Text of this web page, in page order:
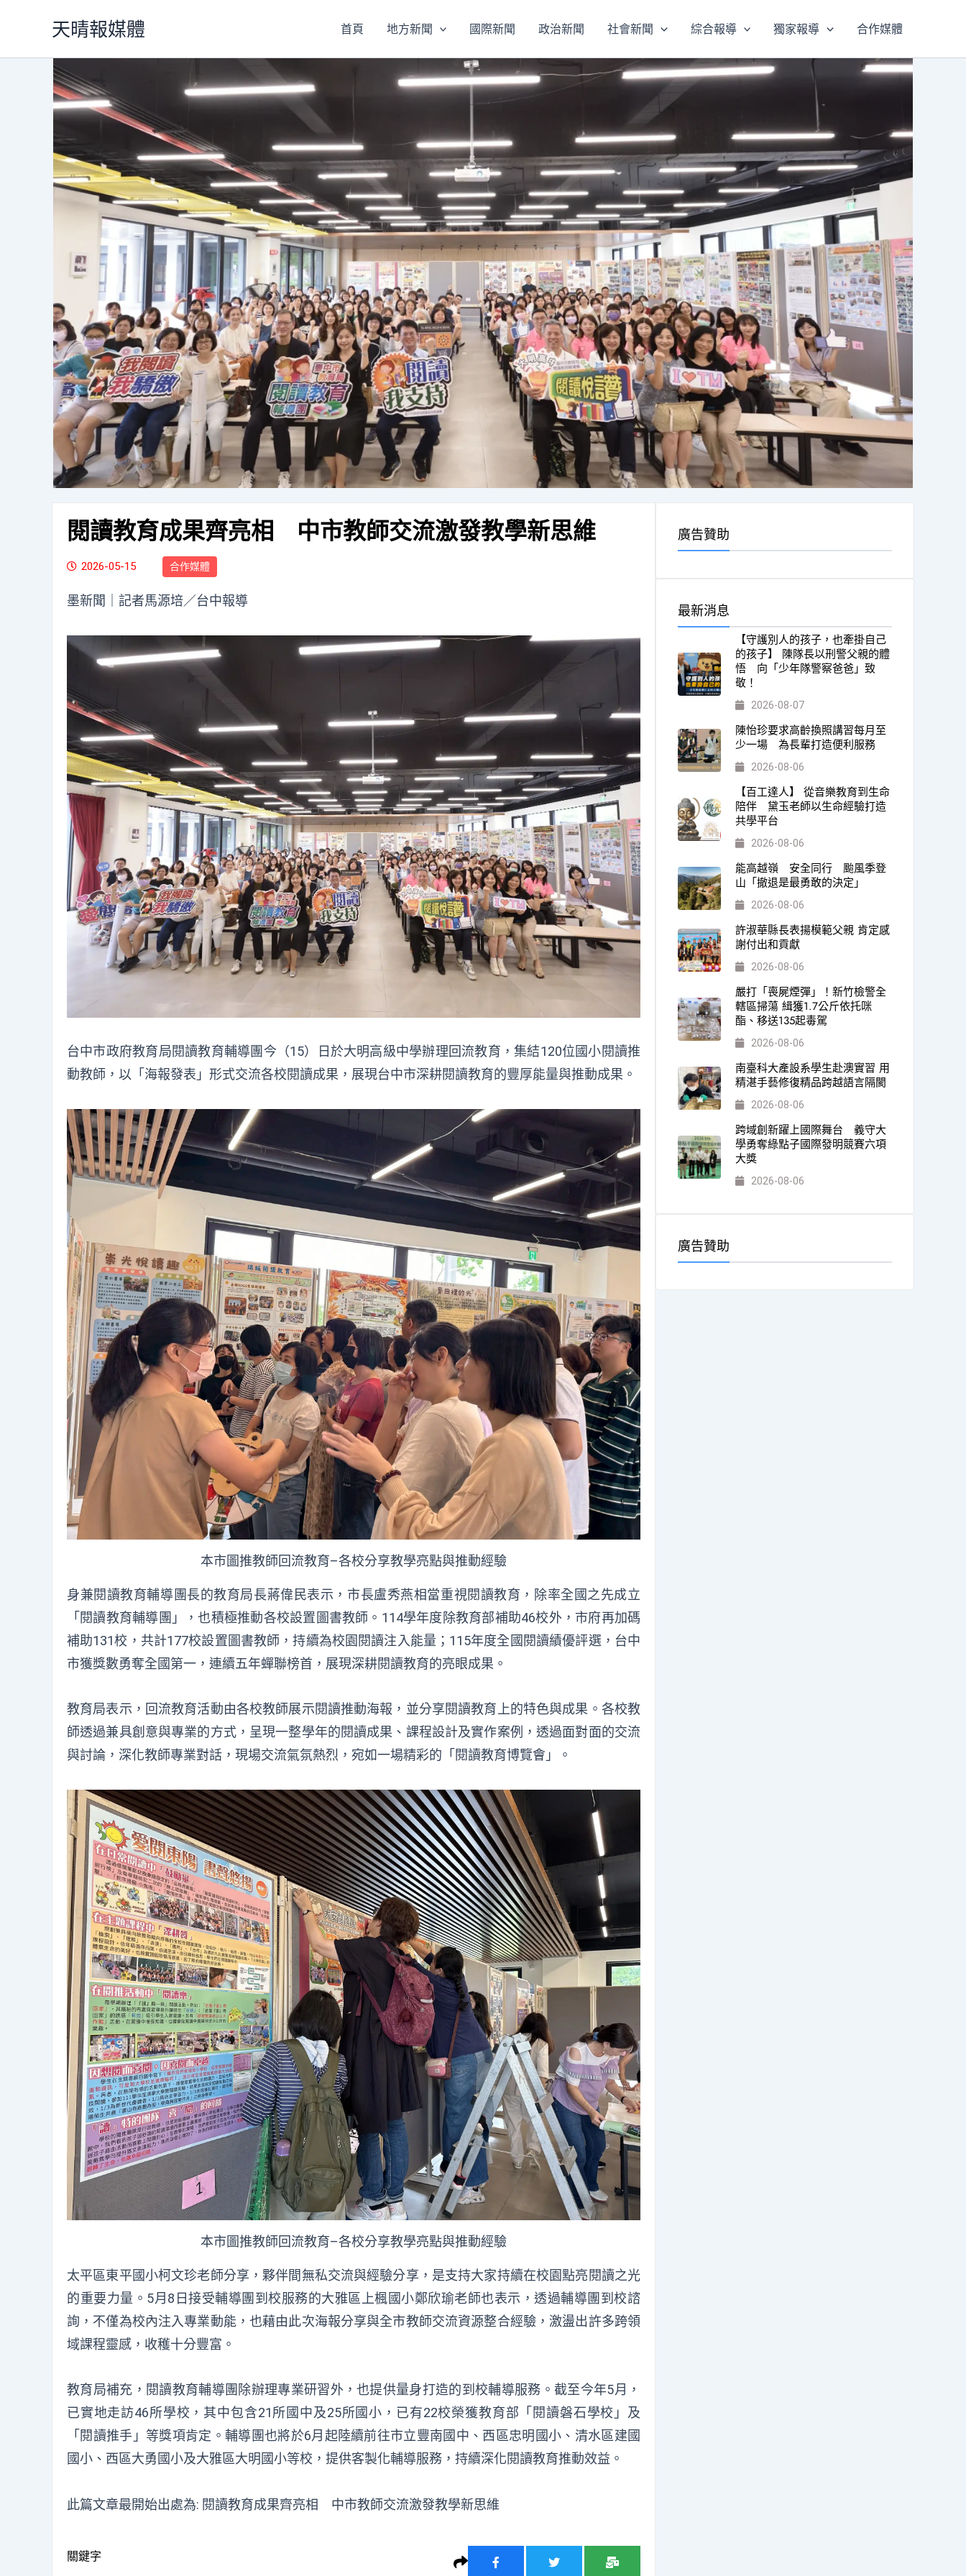
天晴報媒體 首頁 地方新聞 國際新聞 政治新聞 社會新聞 綜合報導 獨家報導 合作媒體
閱讀教育成果齊亮相 中市教師交流激發教學新思維
2026-05-15 合作媒體
墨新聞 ｜記者馬源培／台中報導
台中市政府教育局閱讀教育輔導團今（15）日於大明高級中學辦理回流教育，集結120位國小閱讀推
動教師，以「海報發表」形式交流各校閱讀成果，展現台中市深耕閱讀教育的豐厚能量與推動成果。
本市圖推教師回流教育–各校分享教學亮點與推動經驗
身兼閱讀教育輔導團長的教育局長蔣偉民表示，市長盧秀燕相當重視閱讀教育，除率全國之先成立
「閱讀教育輔導團」，也積極推動各校設置圖書教師。114學年度除教育部補助46校外，市府再加碼
補助131校，共計177校設置圖書教師，持續為校園閱讀注入能量；115年度全國閱讀績優評選，台中
市獲獎數勇奪全國第一，連續五年蟬聯榜首，展現深耕閱讀教育的亮眼成果。
教育局表示，回流教育活動由各校教師展示閱讀推動海報，並分享閱讀教育上的特色與成果。各校教
師透過兼具創意與專業的方式，呈現一整學年的閱讀成果、課程設計及實作案例，透過面對面的交流
與討論，深化教師專業對話，現場交流氣氛熱烈，宛如一場精彩的「閱讀教育博覽會」。
本市圖推教師回流教育–各校分享教學亮點與推動經驗
太平區東平國小柯文珍老師分享，夥伴間無私交流與經驗分享，是支持大家持續在校園點亮閱讀之光
的重要力量。5月8日接受輔導團到校服務的大雅區上楓國小鄭欣瑜老師也表示，透過輔導團到校諮
詢，不僅為校內注入專業動能，也藉由此次海報分享與全市教師交流資源整合經驗，激盪出許多跨領
域課程靈感，收穫十分豐富。
教育局補充，閱讀教育輔導團除辦理專業研習外，也提供量身打造的到校輔導服務。截至今年5月，
已實地走訪46所學校，其中包含21所國中及25所國小，已有22校榮獲教育部「閱讀磐石學校」及
「閱讀推手」等獎項肯定。輔導團也將於6月起陸續前往市立豐南國中、西區忠明國小、清水區建國
國小、西區大勇國小及大雅區大明國小等校，提供客製化輔導服務，持續深化閱讀教育推動效益。
此篇文章最開始出處為: 閱讀教育成果齊亮相 中市教師交流激發教學新思維
關鍵字
廣告贊助
最新消息
【守護別人的孩子，也牽掛自己
的孩子】 陳隊長以刑警父親的體
悟 向「少年隊警察爸爸」致
敬！
2026-08-07
陳怡珍要求高齡換照講習每月至
少一場 為長輩打造便利服務
2026-08-06
【百工達人】 從音樂教育到生命
陪伴 黛玉老師以生命經驗打造
共學平台
2026-08-06
能高越嶺 安全同行 颱風季登
山「撤退是最勇敢的決定」
2026-08-06
許淑華縣長表揚模範父親 肯定感
謝付出和貢獻
2026-08-06
嚴打「喪屍煙彈」！新竹檢警全
轄區掃蕩 緝獲1.7公斤依托咪
酯、移送135起毒駕
2026-08-06
南臺科大產設系學生赴澳實習 用
精湛手藝修復精品跨越語言隔閡
2026-08-06
跨域創新躍上國際舞台 義守大
學勇奪綠點子國際發明競賽六項
大獎
2026-08-06
廣告贊助